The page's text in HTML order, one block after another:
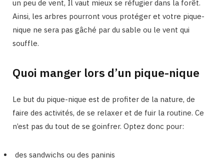
un peu de vent, Il vaut mieux se réfugier dans la forêt.
Ainsi, les arbres pourront vous protéger et votre pique-
nique ne sera pas gâché par du sable ou le vent qui
souffle.
Quoi manger lors d’un pique-nique
Le but du pique-nique est de profiter de la nature, de
faire des activités, de se relaxer et de fuir la routine. Ce
n’est pas du tout de se goinfrer. Optez donc pour:
des sandwichs ou des paninis